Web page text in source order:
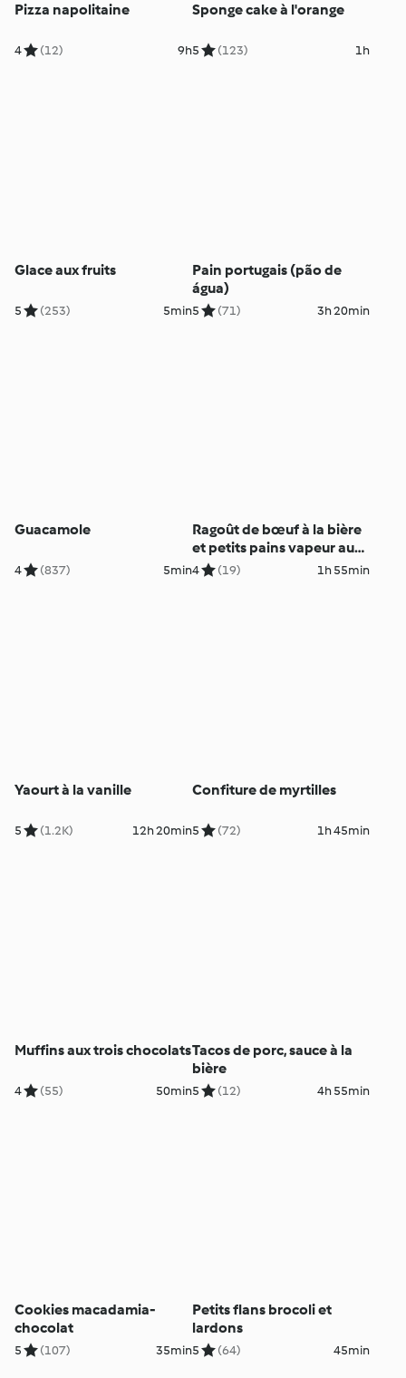
Pizza napolitaine
4 (12) 9h
Sponge cake à l'orange
5 (123) 1h
Glace aux fruits
5 (253) 5min
Pain portugais (pão de
água)
5 (71) 3h 20min
Guacamole
4 (837) 5min
Ragoût de bœuf à la bière
et petits pains vapeur au
cheddar
4 (19) 1h 55min
Yaourt à la vanille
5 (1.2K) 12h 20min
Confiture de myrtilles
5 (72) 1h 45min
Muffins aux trois chocolats
4 (55) 50min
Tacos de porc, sauce à la
bière
5 (12) 4h 55min
Cookies macadamia-
chocolat
5 (107) 35min
Petits flans brocoli et
lardons
5 (64) 45min